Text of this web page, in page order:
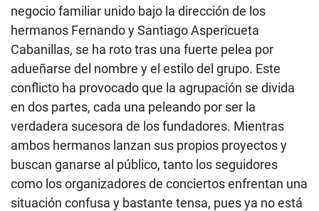
negocio familiar unido bajo la dirección de los
hermanos Fernando y Santiago Aspericueta
Cabanillas, se ha roto tras una fuerte pelea por
adueñarse del nombre y el estilo del grupo. Este
conflicto ha provocado que la agrupación se divida
en dos partes, cada una peleando por ser la
verdadera sucesora de los fundadores. Mientras
ambos hermanos lanzan sus propios proyectos y
buscan ganarse al público, tanto los seguidores
como los organizadores de conciertos enfrentan una
situación confusa y bastante tensa, pues ya no está